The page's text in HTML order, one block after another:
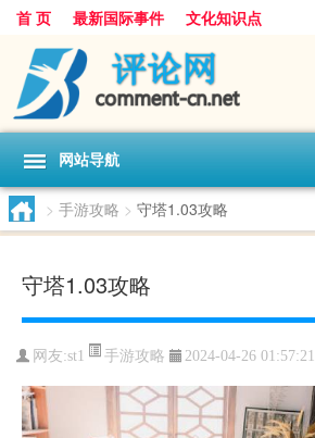
首 页 最新国际事件 文化知识点
网站导航
> 手游攻略 > 守塔1.03攻略
守塔1.03攻略
网友:st1 手游攻略 2024-04-26 01:57:21